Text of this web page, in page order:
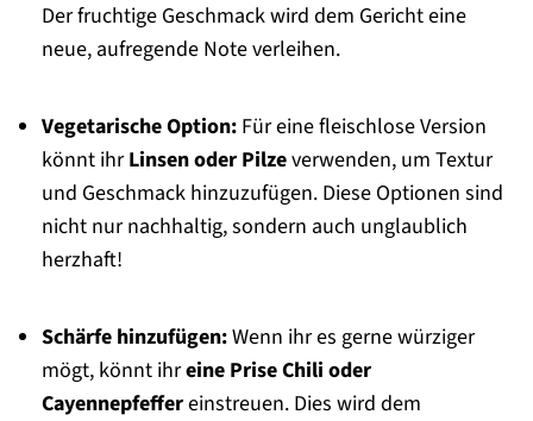
Der fruchtige Geschmack wird dem Gericht eine
neue, aufregende Note verleihen.
Vegetarische Option:Für eine fleischlose Version
könnt ihrLinsen oder Pilzeverwenden, um Textur
und Geschmack hinzuzufügen. Diese Optionen sind
nicht nur nachhaltig, sondern auch unglaublich
herzhaft!
Schärfe hinzufügen:Wenn ihr es gerne würziger
mögt, könnt ihreine Prise Chili oder
Cayennepfeffereinstreuen. Dies wird dem